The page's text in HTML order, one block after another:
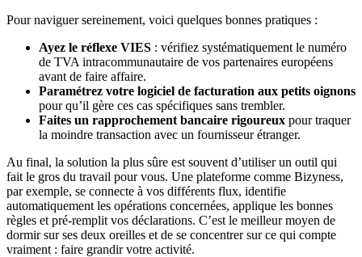
Pour naviguer sereinement, voici quelques bonnes pratiques :
Ayez le réflexe VIES : vérifiez systématiquement le numéro
de TVA intracommunautaire de vos partenaires européens
avant de faire affaire.
Paramétrez votre logiciel de facturation aux petits oignons
pour qu’il gère ces cas spécifiques sans trembler.
Faites un rapprochement bancaire rigoureux pour traquer
la moindre transaction avec un fournisseur étranger.
Au final, la solution la plus sûre est souvent d’utiliser un outil qui
fait le gros du travail pour vous. Une plateforme comme Bizyness,
par exemple, se connecte à vos différents flux, identifie
automatiquement les opérations concernées, applique les bonnes
règles et pré-remplit vos déclarations. C’est le meilleur moyen de
dormir sur ses deux oreilles et de se concentrer sur ce qui compte
vraiment : faire grandir votre activité.